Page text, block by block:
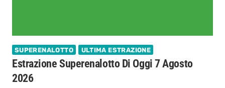
SUPERENALOTTO ULTIMA ESTRAZIONE
Estrazione Superenalotto Di Oggi 7 Agosto
2026